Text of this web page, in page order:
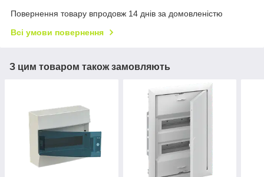
Повернення товару впродовж 14 днів за домовленістю
Всі умови повернення
З цим товаром також замовляють